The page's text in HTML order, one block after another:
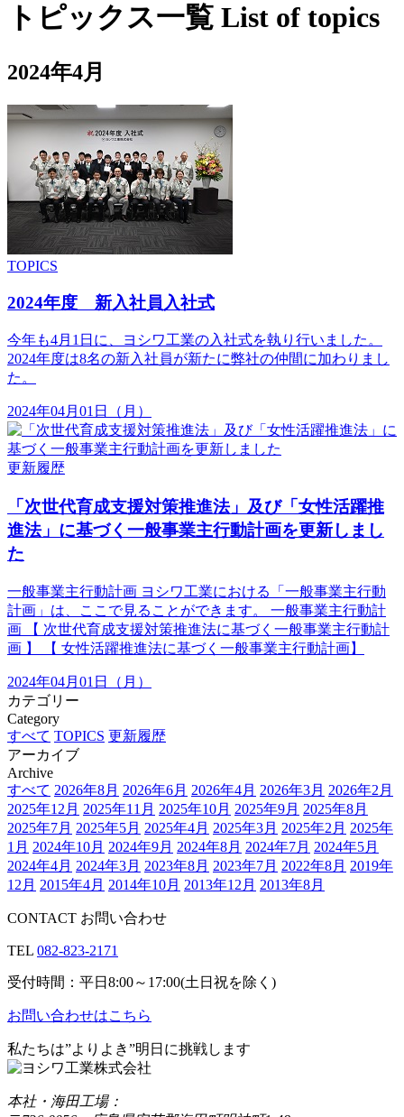
トピックス一覧 List of topics
2024年4月
TOPICS
2024年度 新入社員入社式
今年も4月1日に、ヨシワ工業の入社式を執り行いました。
2024年度は8名の新入社員が新たに弊社の仲間に加わりまし
た。
2024年04月01日（月）
更新履歴
「次世代育成支援対策推進法」及び「女性活躍推
進法」に基づく一般事業主行動計画を更新しまし
た
一般事業主行動計画 ヨシワ工業における「一般事業主行動
計画」は、ここで見ることができます。 一般事業主行動計
画 【 次世代育成支援対策推進法に基づく一般事業主行動計
画 】 【 女性活躍推進法に基づく一般事業主行動計画】
2024年04月01日（月）
カテゴリー
Category
すべて TOPICS 更新履歴
アーカイブ
Archive
すべて 2026年8月 2026年6月 2026年4月 2026年3月 2026年2月
2025年12月 2025年11月 2025年10月 2025年9月 2025年8月
2025年7月 2025年5月 2025年4月 2025年3月 2025年2月 2025年
1月 2024年10月 2024年9月 2024年8月 2024年7月 2024年5月
2024年4月 2024年3月 2023年8月 2023年7月 2022年8月 2019年
12月 2015年4月 2014年10月 2013年12月 2013年8月
CONTACT お問い合わせ
TEL 082-823-2171
受付時間：平日8:00～17:00(土日祝を除く)
お問い合わせはこちら
私たちは”よりよき”明日に挑戦します
本社・海田工場：